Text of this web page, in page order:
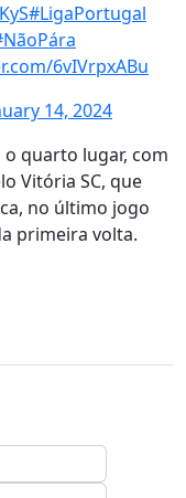
#LigaPortugal
6vIVrpxABu
14, 2024
quarto lugar, com
Vitória SC, que
no último jogo
primeira volta.